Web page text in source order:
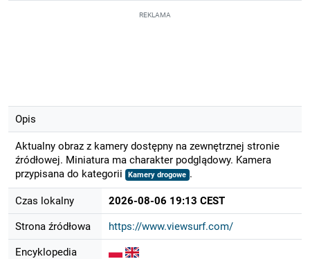
REKLAMA
Opis
Aktualny obraz z kamery dostępny na zewnętrznej stronie
źródłowej. Miniatura ma charakter podglądowy. Kamera
przypisana do kategorii
Kamery drogowe .
Czas lokalny 2026-08-06 19:13 CEST
Strona źródłowa https://www.viewsurf.com/
Encyklopedia